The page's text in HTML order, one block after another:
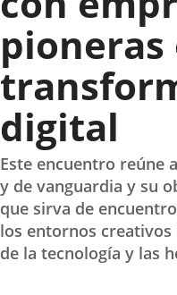
pioneras
digital
Este encuentro reúne
y de vanguardia y su
que sirva de
los entornos
de la tecnología y las